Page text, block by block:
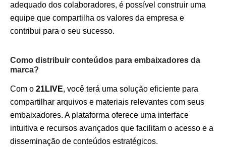
adequado dos colaboradores, é possível construir uma
equipe que compartilha os valores da empresa e
contribui para o seu sucesso.
Como distribuir conteúdos para embaixadores da
marca?
Com o 21LIVE, você terá uma solução eficiente para
compartilhar arquivos e materiais relevantes com seus
embaixadores. A plataforma oferece uma interface
intuitiva e recursos avançados que facilitam o acesso e a
disseminação de conteúdos estratégicos.